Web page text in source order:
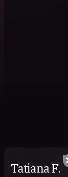
Tatiana F.